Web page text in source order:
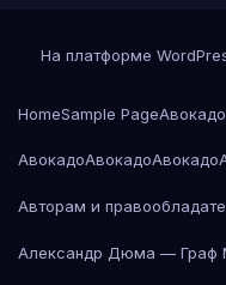
На платформе
HomeSample PageАвокадо
АвокадоАвокадоАвокадо
Авторам и
Александр Дюма — Граф